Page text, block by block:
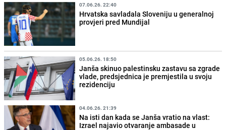
07.06.26. 22:40
Hrvatska savladala Sloveniju u generalnoj
provjeri pred Mundijal
05.06.26. 18:50
Janša skinuo palestinsku zastavu sa zgrade
vlade, predsjednica je premjestila u svoju
rezidenciju
04.06.26. 21:39
Na isti dan kada se Janša vratio na vlast:
Izrael najavio otvaranje ambasade u